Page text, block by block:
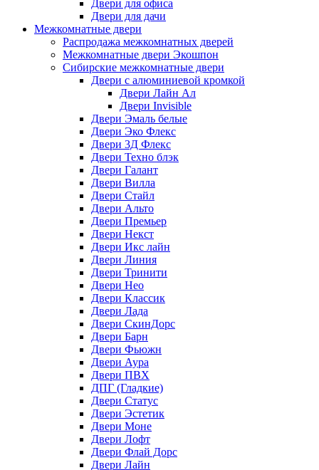
Двери для офиса
Двери для дачи
Межкомнатные двери
Распродажа межкомнатных дверей
Межкомнатные двери Экошпон
Сибирские межкомнатные двери
Двери с алюминиевой кромкой
Двери Лайн Ал
Двери Invisible
Двери Эмаль белые
Двери Эко Флекс
Двери 3Д Флекс
Двери Техно блэк
Двери Галант
Двери Вилла
Двери Стайл
Двери Альто
Двери Премьер
Двери Некст
Двери Икс лайн
Двери Линия
Двери Тринити
Двери Нео
Двери Классик
Двери Лада
Двери СкинДорс
Двери Барн
Двери Фьюжн
Двери Аура
Двери ПВХ
ДПГ (Гладкие)
Двери Статус
Двери Эстетик
Двери Моне
Двери Лофт
Двери Флай Дорс
Двери Лайн